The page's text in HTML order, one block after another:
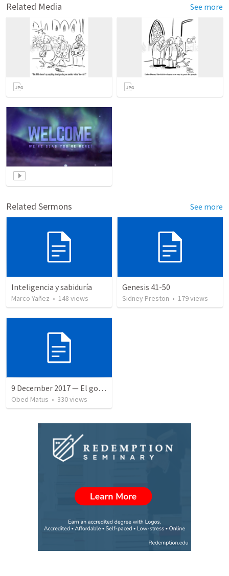
Related Media See more
Related Sermons See more
Inteligencia y sabiduría
Marco Yañez • 148 views
Genesis 41-50
Sidney Preston • 179views
9 December 2017 — El gozo del regreso de los setenta
Obed Matus • 330views